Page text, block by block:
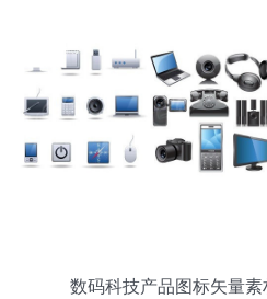
数码科技产品图标矢量